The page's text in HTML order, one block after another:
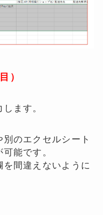
）
ます。
のエクセルシート
能です。
間違えないように